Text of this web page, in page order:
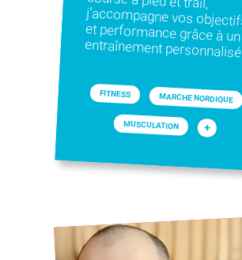
entraînement personnalisé .
FITNESS MARCHE NORDIQUE
MUSCULATION +